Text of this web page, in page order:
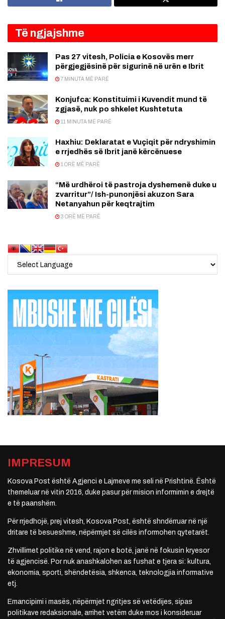
Të ngjajshme
Pas 27 vitesh, Policia e Kosovës merr
përgjegjësinë për sigurinë në urën e Ibrit
7 MINUTA MË PARË
Konjufca: Konstituimi i Kuvendit mund të
zgjasë, nuk po shkelet Kushtetuta
11 MINUTA MË PARË
Haxhiu: Deklaratat e Vuçiqit për ndryshimin
e rrjedhës së Ibrit janë kërcënuese
1 ORË MË PARË
“Më urdhëroi të pastroja dyshemenë duke u
zvarritur”/ Ish-punonjësi akuzon Sara
Netanyahun për keqtrajtim
3 ORË MË PARË
IMPRESUM
Kosova Post është Agjenci e Lajmeve me seli në Prishtinë. Është
themeluar në vitin 2016, duke pasur për mision informimin e drejtë
e të paanshëm.
Për rrjedhojë, prej vitesh, Kosova Post, është shndërruar në një
dritare të besueshme, nëpërmjet së cilës informohen qytetarët.
Zhvillimet politike në vend, rajon e botë, janë në fokusin kryesor
të agjencisë. Por nuk anashkalohen as fushat e tjera si: kultura,
ekonomia, sporti, shëndetësia, shkenca, teknologjia informative
etj.
Emancipimi i masës, nëpërmjet ngritjes së vetëdijes, sipas
politikave redaksionale, arrihet vetëm duke mos i konsideruar